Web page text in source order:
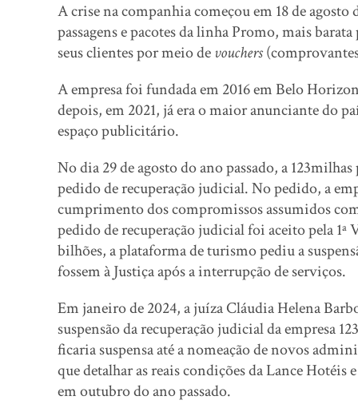
A crise na companhia começou em 18 de agosto
passagens e pacotes da linha Promo, mais
seus clientes por meio devouchers
A empresa foi fundada em 2016 em Belo
depois, em 2021, já era o maior anunciante do
espaço publicitário.
No dia 29 de agosto do ano passado, a
pedido de recuperação judicial. No pedido, a
cumprimento dos compromissos assumidos
pedido de recuperação judicial foi aceito pela
bilhões, a plataforma de turismo pediu a
fossem à Justiça após a interrupção de serviços.
Em janeiro de 2024, a juíza Cláudia Helena
suspensão da recuperação judicial da empresa
ficaria suspensa até a nomeação de novos
que detalhar as reais condições da Lance
em outubro do ano passado.